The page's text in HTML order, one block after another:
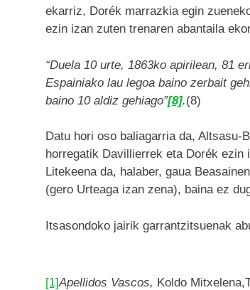
ekarriz, Dorék marrazkia egin
ezin izan zuten trenaren abantaila
“Duela 10 urte, 1863ko apirilean, 81
Espainiako lau legoa baino zerbait
baino 10 aldiz gehiago”[8].(8)
Datu hori oso baliagarria da, Altsasu-
horregatik Davillierrek eta Dorék ezin
Litekeena da, halaber, gaua
(gero Urteaga izan zena), baina ez
Itsasondoko jairik garrantzitsuenak
[1]Apellidos Vascos, Koldo